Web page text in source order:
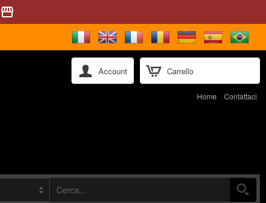
storefront
Carrello
Account
Home Contattaci